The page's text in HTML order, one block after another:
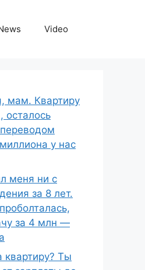
Video
мам. Квартиру
осталось
у нас
меня ни с
за 8 лет.
за 4 млн —
Ты